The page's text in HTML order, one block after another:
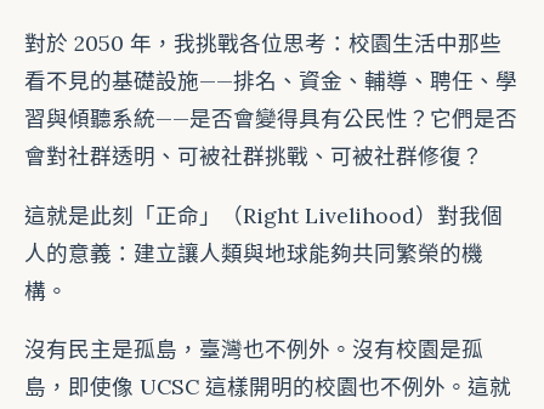
對於 2050 年，我挑戰各位思考：校園生活中那些
看不見的基礎設施——排名、資金、輔導、聘任、學
習與傾聽系統——是否會變得具有公民性？它們是否
會對社群透明、可被社群挑戰、可被社群修復？
這就是此刻「正命」（Right Livelihood）對我個
人的意義：建立讓人類與地球能夠共同繁榮的機
構。
沒有民主是孤島，臺灣也不例外。沒有校園是孤
島，即使像 UCSC 這樣開明的校園也不例外。這就